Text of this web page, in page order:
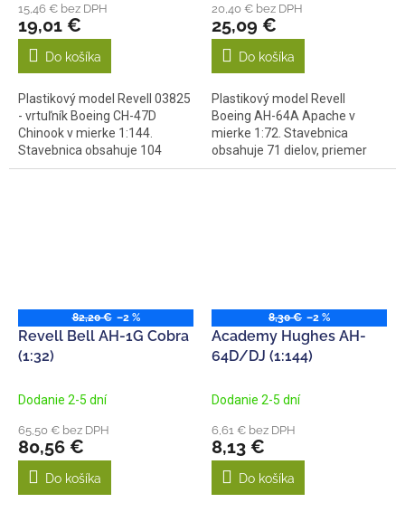
15,46 € bez DPH
19,01 €
Do košíka
Plastikový model Revell 03825
- vrtuľník Boeing CH-47D
Chinook v mierke 1:144.
Stavebnica obsahuje 104
dielov,...
20,40 € bez DPH
25,09 €
Do košíka
Plastikový model Revell
Boeing AH-64A Apache v
mierke 1:72. Stavebnica
obsahuje 71 dielov, priemer
rotora 201 mm,...
82,20 € –2 %
Revell Bell AH-1G Cobra
(1:32)
Dodanie 2-5 dní
65,50 € bez DPH
80,56 €
Do košíka
8,30 € –2 %
Academy Hughes AH-
64D/DJ (1:144)
Dodanie 2-5 dní
6,61 € bez DPH
8,13 €
Do košíka